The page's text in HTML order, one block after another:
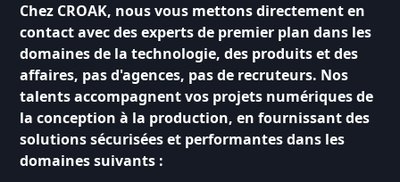
Chez CROAK, nous vous mettons directement en
contact avec des experts de premier plan dans les
domaines de la technologie, des produits et des
affaires, pas d'agences, pas de recruteurs. Nos
talents accompagnent vos projets numériques de
la conception à la production, en fournissant des
solutions sécurisées et performantes dans les
domaines suivants :